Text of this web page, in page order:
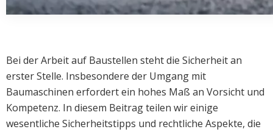
Bei der Arbeit auf Baustellen steht die Sicherheit an
erster Stelle. Insbesondere der Umgang mit
Baumaschinen erfordert ein hohes Maß an Vorsicht und
Kompetenz. In diesem Beitrag teilen wir einige
wesentliche Sicherheitstipps und rechtliche Aspekte, die